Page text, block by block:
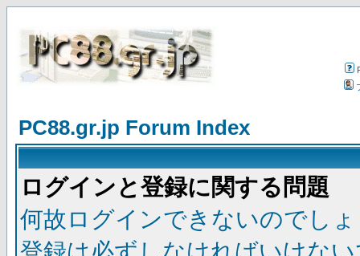
PC88.gr.jp Forum Index
ログインと登録に関する問題
何故ログインできないのでし